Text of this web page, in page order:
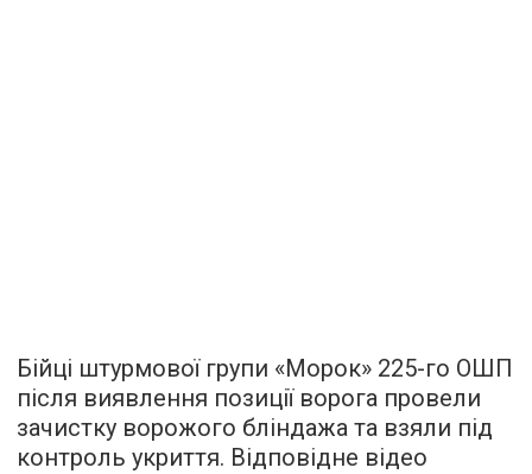
Бійці штурмової групи «Морок» 225-го ОШП
після виявлення позиції ворога провели
зачистку ворожого бліндажа та взяли під
контроль укриття. Відповідне відео